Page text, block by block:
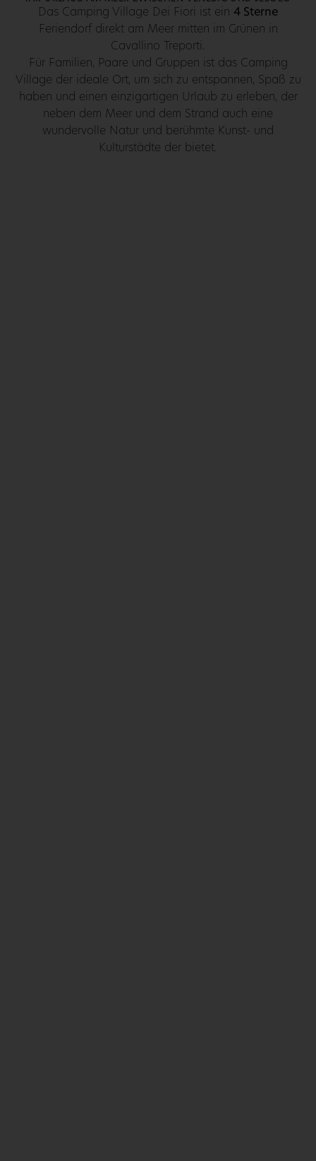
Feriendorf direkt am Meer mitten im Grünen in
Cavallino Treporti.
Für Familien, Paare und Gruppen ist das Camping
Village der ideale Ort, um sich zu entspannen, Spaß zu
haben und einen einzigartigen Urlaub zu erleben, der
neben dem Meer und dem Strand auch eine
wundervolle Natur und berühmte Kunst- und
Kulturstädte der bietet.